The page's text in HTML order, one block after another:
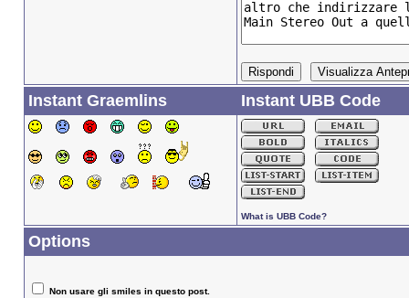
Instant Graemlins Instant UBB Code
What is UBB Code?
Options
Non usare gli smiles in questo post.